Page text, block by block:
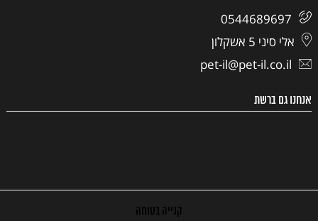
0544689697
אלי סיני 5 אשקלון
pet-il@pet-il.co.il
אנחנו גם ברשת
קנייה בטוחה